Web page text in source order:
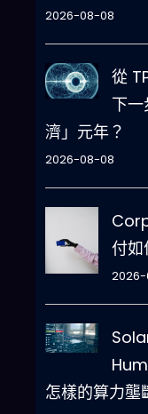
2026-08-08
從
下
濟」元年？
2026-08-08
付如
怎樣的算力壟